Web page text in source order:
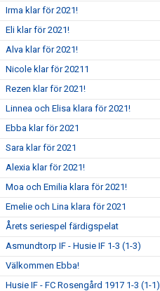
Irma klar för 2021!
Eli klar för 2021!
Alva klar för 2021!
Nicole klar för 20211
Rezen klar för 2021!
Linnea och Elisa klara för 2021!
Ebba klar för 2021
Sara klar för 2021
Alexia klar för 2021!
Moa och Emilia klara för 2021!
Emelie och Lina klara för 2021
Årets seriespel färdigspelat
Asmundtorp IF - Husie IF 1-3 (1-3)
Välkommen Ebba!
Husie IF - FC Rosengård 1917 1-3 (1-1)